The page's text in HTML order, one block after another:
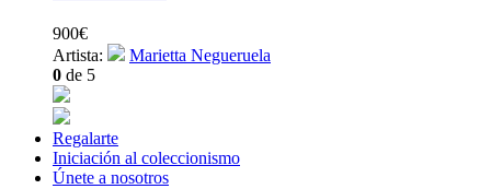
900€
Artista:
Marietta Negueruela
0 de 5
Regalarte
Iniciación al coleccionismo
Únete a nosotros